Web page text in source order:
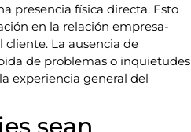
presencia física directa. Esto
en la relación empresa-
cliente. La ausencia de
de problemas o inquietudes
experiencia general del
sean